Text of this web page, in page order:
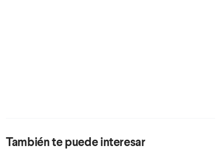
También te puede interesar